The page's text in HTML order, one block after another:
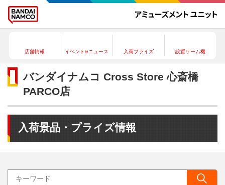
店舗情報 イベント&ニュース 入荷プライズ 設置ゲーム機
バンダイナムコ Cross Store 心斎橋
PARCO店
入荷景品・プライズ情報